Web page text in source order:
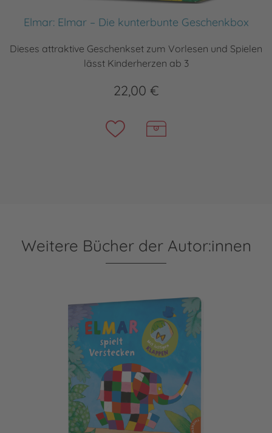
Elmar: Elmar – Die kunterbunte Geschenkbox
Dieses attraktive Geschenkset zum Vorlesen und Spielen
lässt Kinderherzen ab 3
22,00 €
Weitere Bücher der Autor:innen
Elmar: Elmar spielt Verstecken